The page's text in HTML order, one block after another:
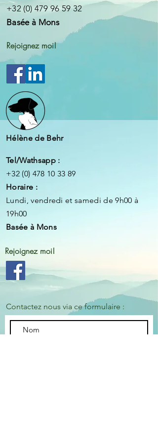
+32 (0) 479 96 59 32
Basée à Mons
Rejoignezmoi!
Hélène de Behr
Tel/Wathsapp :
+32 (0) 478 10 33 89
Horaire :
Lundi, vendredi et samedi de 9h00 à
19h00
Basée à Mons
Rejoignezmoi!
Contactez nous via ce formulaire :